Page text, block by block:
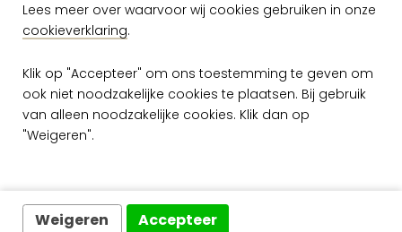
Lees meer over waarvoor wij cookies gebruiken in onze
cookieverklaring.
Klik op "Accepteer" om ons toestemming te geven om
ook niet noodzakelijke cookies te plaatsen. Bij gebruik
van alleen noodzakelijke cookies. Klik dan op
"Weigeren".
Weigeren Accepteer
Ruim assortiment
Bestellen